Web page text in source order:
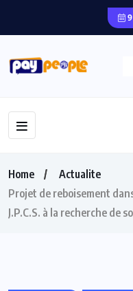
Home
Actualite
Projet de reboisement
J.P.C.S. à la recherche de